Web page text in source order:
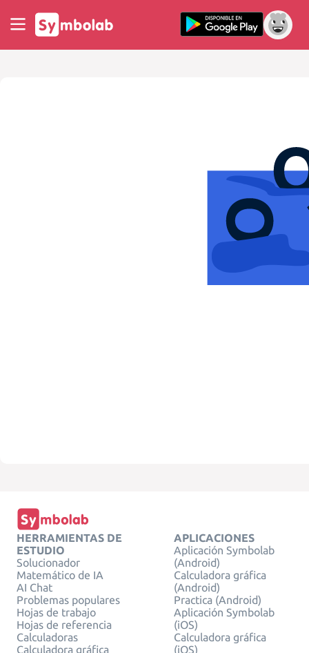
HERRAMIENTAS DE
ESTUDIO
Solucionador
Matemático de IA
AI Chat
Problemas populares
Hojas de trabajo
Hojas de referencia
Calculadoras
Calculadora gráfica
APLICACIONES
Aplicación Symbolab
(Android)
Calculadora gráfica
(Android)
Practica (Android)
Aplicación Symbolab
(iOS)
Calculadora gráfica
(iOS)